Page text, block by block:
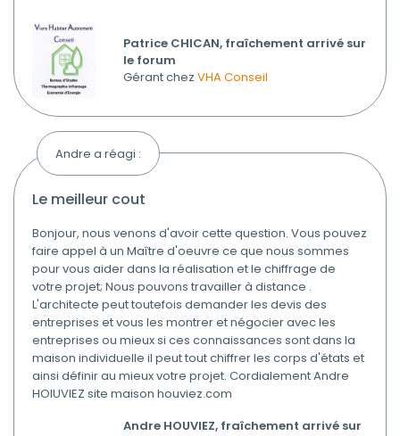
Patrice CHICAN, fraîchement arrivé sur
le forum
Gérant chez VHA Conseil
Andre a réagi :
le meilleur cout
Bonjour, nous venons d'avoir cette question. Vous pouvez
faire appel à un Maître d'oeuvre ce que nous sommes
pour vous aider dans la réalisation et le chiffrage de
votre projet; Nous pouvons travailler à distance .
L'architecte peut toutefois demander les devis des
entreprises et vous les montrer et négocier avec les
entreprises ou mieux si ces connaissances sont dans la
maison individuelle il peut tout chiffrer les corps d'états et
ainsi définir au mieux votre projet. Cordialement Andre
HOIUVIEZ site maison houviez.com
Andre HOUVIEZ, fraîchement arrivé sur